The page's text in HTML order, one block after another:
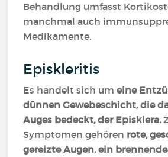
Behandlung umfasst
manchmal auch
Medikamente.
Episkleritis
Es handelt sich umeine
dünnen Gewebeschicht, die
Auges bedeckt, der Episklera.
Symptomen gehören rote,
gereizte Augen, ein